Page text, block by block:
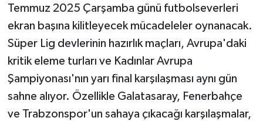
Temmuz 2025 Çarşamba günü futbolseverleri
ekran başına kilitleyecek mücadeleler oynanacak.
Süper Lig devlerinin hazırlık maçları, Avrupa'daki
kritik eleme turları ve Kadınlar Avrupa
Şampiyonası'nın yarı final karşılaşması aynı gün
sahne alıyor. Özellikle Galatasaray, Fenerbahçe
ve Trabzonspor'un sahaya çıkacağı karşılaşmalar,